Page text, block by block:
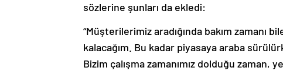
sözlerine şunları da ekledi:
“Müşterilerimiz aradığında bakım zamanı
kalacağım. Bu kadar piyasaya araba
Bizim çalışma zamanımız dolduğu zaman,